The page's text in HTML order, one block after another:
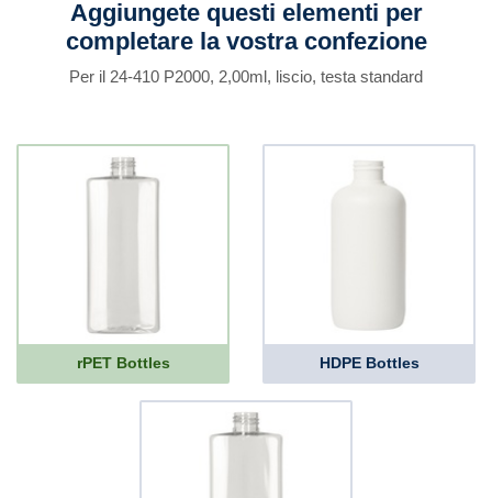
Aggiungete questi elementi per
completare la vostra confezione
Per il 24-410 P2000, 2,00ml, liscio, testa standard
rPET Bottles HDPE Bottles